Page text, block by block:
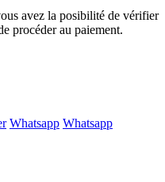
avez la posibilité de vérifier
procéder au paiement.
Whatsapp Whatsapp